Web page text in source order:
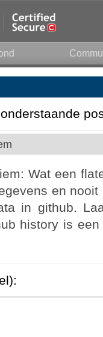
Wat een
en
in github.
history is